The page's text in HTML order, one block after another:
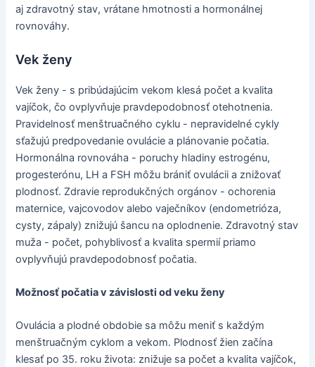
aj zdravotný stav, vrátane hmotnosti a hormonálnej
rovnováhy.
Vek ženy
Vek ženy - s pribúdajúcim vekom klesá počet a kvalita
vajíčok, čo ovplyvňuje pravdepodobnosť otehotnenia.
Pravidelnosť menštruačného cyklu - nepravidelné cykly
sťažujú predpovedanie ovulácie a plánovanie počatia.
Hormonálna rovnováha - poruchy hladiny estrogénu,
progesterónu, LH a FSH môžu brániť ovulácii a znižovať
plodnosť. Zdravie reprodukčných orgánov - ochorenia
maternice, vajcovodov alebo vaječníkov (endometrióza,
cysty, zápaly) znižujú šancu na oplodnenie. Zdravotný stav
muža - počet, pohyblivosť a kvalita spermií priamo
ovplyvňujú pravdepodobnosť počatia.
Možnosť počatia v závislosti od veku ženy
Ovulácia a plodné obdobie sa môžu meniť s každým
menštruačným cyklom a vekom. Plodnosť žien začína
klesať po 35. roku života: znižuje sa počet a kvalita vajíčok,